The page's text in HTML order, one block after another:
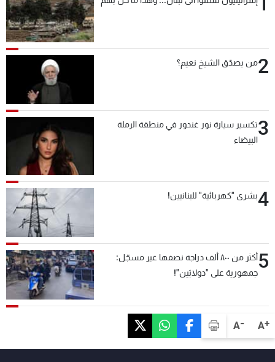
A+
A-
2من يصدّق الشيخ نعيم؟
3تكسير سيارة نور غندور في منطقة الرملة
البيضاء
4بشرى "كهربائية" للبنانيين!
5
أكثر من ٨٠٠ ألف دراجة نصفها غير مسجّل:
جمهورية على "دولابَين"!